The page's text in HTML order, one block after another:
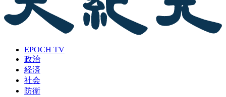
EPOCH TV
政治
経済
社会
防衛